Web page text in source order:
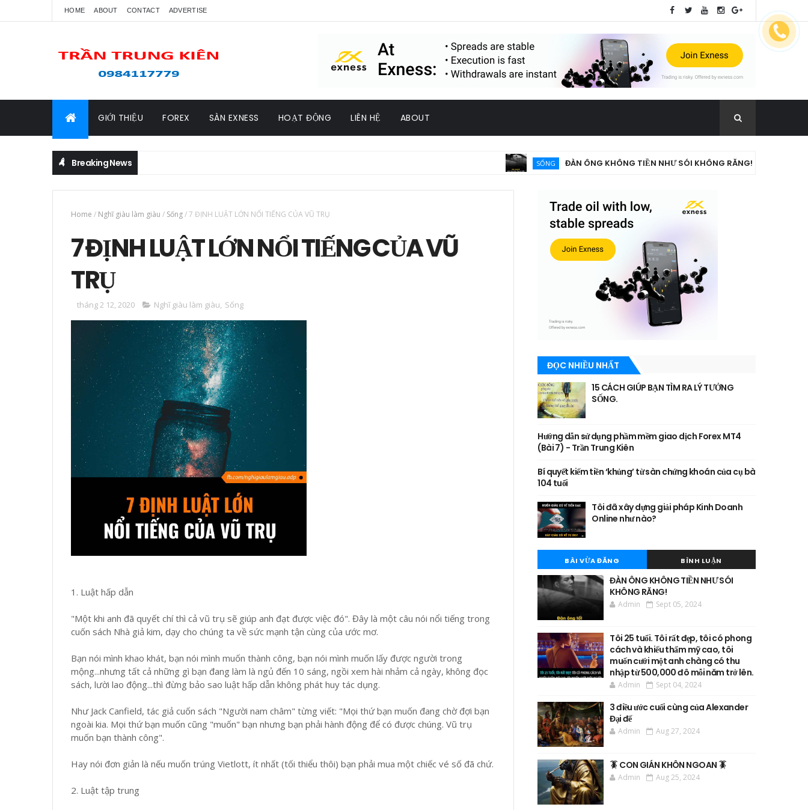
HOME ABOUT CONTACT ADVERTISE
GIỚI THIỆU FOREX SÀN EXNESS HOẠT ĐỘNG LIÊN HỆ ABOUT
Breaking News SỐNG ĐÀN ÔNG KHÔNG TIỀN NHƯ SÓI KHÔNG RĂNG!
Home / Nghĩ giàu làm giàu / Sống/7 ĐỊNH LUẬT LỚN NỔI TIẾNG CỦA VŨ TRỤ
7 ĐỊNH LUẬT LỚN NỔI TIẾNG CỦA VŨ
TRỤ
tháng 2 12, 2020 Nghĩ giàu làm giàu, Sống
1. Luật hấp dẫn
"Một khi anh đã quyết chí thì cả vũ trụ sẽ giúp anh đạt được việc đó". Đây là một câu nói nổi tiếng trong
cuốn sách Nhà giả kim, dạy cho chúng ta về sức mạnh tận cùng của ước mơ.
Bạn nói mình khao khát, bạn nói mình muốn thành công, bạn nói mình muốn lấy được người trong
mộng...nhưng tất cả những gì bạn đang làm là ngủ đến 10 sáng, ngồi xem hài nhảm cả ngày, không đọc
sách, lười lao động...thì đừng bảo sao luật hấp dẫn không phát huy tác dụng.
Như Jack Canfield, tác giả cuốn sách "Người nam châm" từng viết: "Mọi thứ bạn muốn đang chờ đợi bạn
ngoài kia. Mọi thứ bạn muốn cũng "muốn" bạn nhưng bạn phải hành động để có được chúng. Vũ trụ
muốn bạn thành công".
Hay nói đơn giản là nếu muốn trúng Vietlott, ít nhất (tối thiểu thôi) bạn phải mua một chiếc vé số đã chứ.
2. Luật tập trung
ĐỌC NHIỀU NHẤT
15 CÁCH GIÚP BẠN TÌM RA LÝ TƯỞNG
SỐNG.
Hướng dẫn sử dụng phầm mềm giao dịch Forex MT4
(Bài 7) - Trần Trung Kiên
Bí quyết kiếm tiền ‘khủng’ từ sàn chứng khoán của cụ bà
104 tuổi
Tôi đã xây dựng giải pháp Kinh Doanh
Online như nào?
BÀI VỪA ĐĂNG BÌNH LUẬN
ĐÀN ÔNG KHÔNG TIỀN NHƯ SÓI
KHÔNG RĂNG!
Admin Sept 05, 2024
Tôi 25 tuổi. Tôi rất đẹp, tôi có phong
cách và khiếu thẩm mỹ cao, tôi
muốn cưới một anh chàng có thu
nhập từ 500,000 đô mỗi năm trở lên.
Admin Sept 04, 2024
3 điều ước cuối cùng của Alexander
Đại đế
Admin Aug 27, 2024
🪳 CON GIÁN KHÔN NGOAN 🪳
Admin Aug 25, 2024